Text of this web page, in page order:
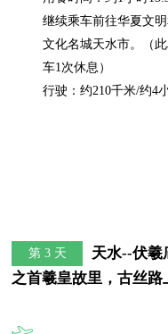
继续乘车前往华夏文
文化名城天水市。（
车1次休息）
行驶：约210千米/约4
第 3 天
天水--伏羲
之首羲皇故里，古丝路